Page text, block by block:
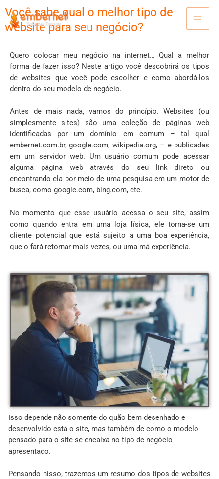
para
Você sabe qual o melhor tipo de
website para seu negócio?
Quero colocar meu negócio na internet… Qual a melhor
forma de fazer isso? Neste artigo você descobrirá os tipos
de websites que você pode escolher e como abordá-los
dentro do seu modelo de negócio.
Antes de mais nada, vamos do princípio. Websites (ou
simplesmente sites) são uma coleção de páginas web
identificadas por um domínio em comum – tal qual
embernet.com.br, google.com, wikipedia.org, – e publicadas
em um servidor web. Um usuário comum pode acessar
alguma página web através do seu link direto ou
encontrando ela por meio de uma pesquisa em um motor de
busca, como google.com, bing.com, etc.
No momento que esse usuário acessa o seu site, assim
como quando entra em uma loja física, ele torna-se um
cliente potencial que está sujeito a uma boa experiência,
que o fará retornar mais vezes, ou uma má experiência.
Isso depende não somente do quão bem desenhado e
desenvolvido está o site, mas também de como o modelo
pensado para o site se encaixa no tipo de negócio
apresentado.
Pensando nisso, trazemos um resumo dos tipos de websites